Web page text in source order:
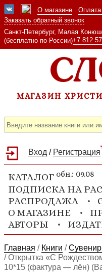
О магазине Оплата
Заказать обратный звонок
Санкт-Петербург, Малая
(бесплатно по России)+7 812
МАГАЗИН
Вход / Регистрация
КАТАЛОГ обн.: 09.08
ПОДПИСКА НА
РАСПРОДАЖА
О МАГАЗИНЕ
АВТОРЫ
Главная / Книги /
/Открытка «С
10*15 (фактура — лён)